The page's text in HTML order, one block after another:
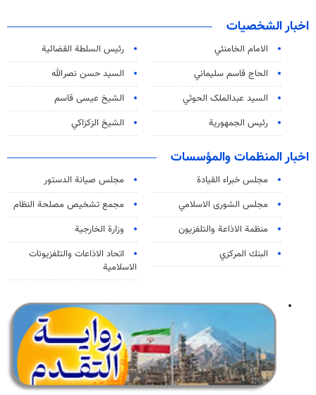
اخبار الشخصيات
الامام الخامنئي
رئیس السلطة القضائیة
الحاج قاسم سليماني
السيد حسن نصرالله
السید عبدالملک الحوثي
الشيخ عيسى قاسم
رئيس الجمهورية
الشيخ الزكزاكي
اخبار المنظمات والمؤسسات
مجلس خبراء القيادة
مجلس صيانة الدستور
مجلس الشورى الاسلامي
مجمع تشخيص مصلحة النظام
منظمة الاذاعة والتلفزیون
وزارة الخارجية
البنك المركزي
اتحاد الاذاعات والتلفزيونات
الاسلامية